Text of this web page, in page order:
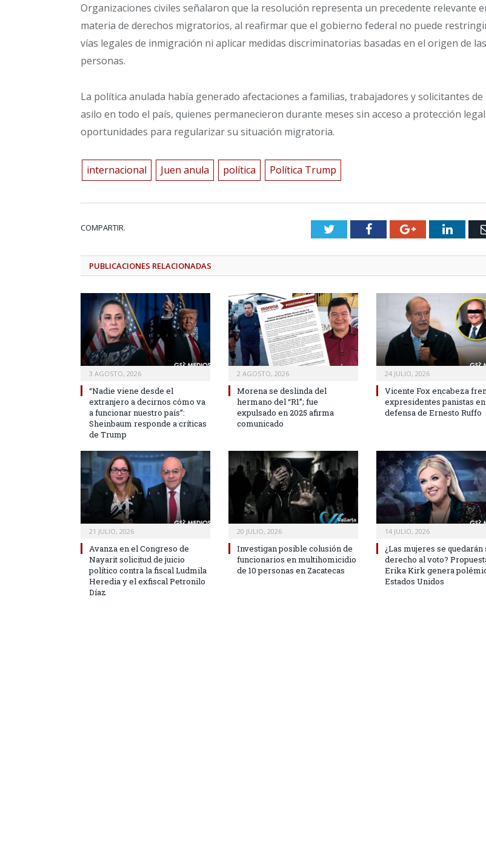
Organizaciones civiles señalaron que la resolución representa un precedente relevante
materia de derechos migratorios, al reafirmar que el gobierno federal no puede
vías legales de inmigración ni aplicar medidas discriminatorias basadas en el origen de las
personas.
La política anulada había generado afectaciones a familias, trabajadores y solicitantes de
asilo en todo el país, quienes permanecieron durante meses sin acceso a protección
oportunidades para regularizar su situación migratoria.
internacional Juen anula política Política Trump
COMPARTIR. TwitterFacebookGoogle+
PUBLICACIONES RELACIONADAS
3 AGOSTO, 2026
“Nadie viene desde el
extranjero a decirnos cómo va
a funcionar nuestro país”:
Sheinbaum responde a críticas
de Trump
2 AGOSTO, 2026
Morena se deslinda del
hermano del “R1”; fue
expulsado en 2025 afirma
comunicado
24 JULIO, 2026
Vicente Fox encabeza
expresidentes panistas en
defensa de Ernesto Ruffo
21 JULIO, 2026
Avanza en el Congreso de
Nayarit solicitud de juicio
político contra la fiscal Ludmila
Heredia y el exfiscal Petronilo
Díaz
20 JULIO, 2026
Investigan posible colusión de
funcionarios en multihomicidio
de 10 personas en Zacatecas
14 JULIO, 2026
¿Las mujeres se quedarán
derecho al voto?
Erika Kirk genera
Estados Unidos